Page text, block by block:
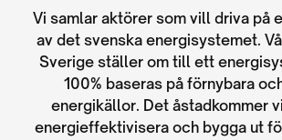
Vi samlar aktörer som vill driva på
av det svenska energisystemet.
Sverige ställer om till ett
100% baseras på förnybara
energikällor. Det åstadkommer
energieffektivisera och bygga ut